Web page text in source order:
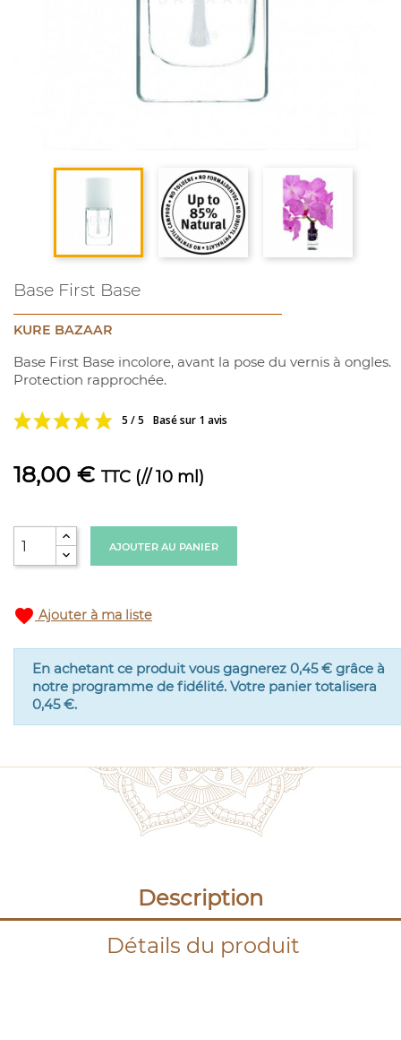
Base First Base
KURE BAZAAR
Base First Base incolore, avant la pose du vernis à ongles.
Protection rapprochée.
5 / 5 Basé sur 1 avis
18,00 € TTC (// 10 ml)
AJOUTER AU PANIER
favorite Ajouter à ma liste
En achetant ce produit vous gagnerez 0,45 € grâce à
notre programme de fidélité. Votre panier totalisera
0,45 €.
Description
Détails du produit